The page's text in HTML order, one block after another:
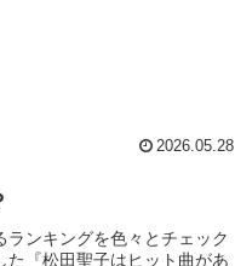
2026.05.28
ンキングを色々とチェック
た『松田聖子はヒット曲があ